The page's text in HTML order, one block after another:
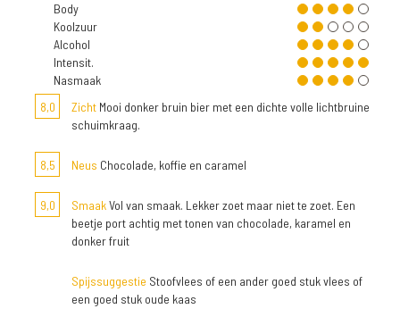
Body
Koolzuur
Alcohol
Intensit.
Nasmaak
8,0
Zicht Mooi donker bruin bier met een dichte volle lichtbruine
schuimkraag.
8,5 Neus Chocolade, koffie en caramel
9,0 SmaakVol van smaak. Lekker zoet maar niet te zoet. Een
beetje port achtig met tonen van chocolade, karamel en
donker fruit
Spijssuggestie Stoofvlees of een ander goed stuk vlees of
een goed stuk oude kaas